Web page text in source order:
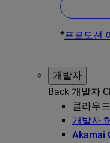
*프로모션
개발자
Back 개발자
클라우
개발자
Akamai